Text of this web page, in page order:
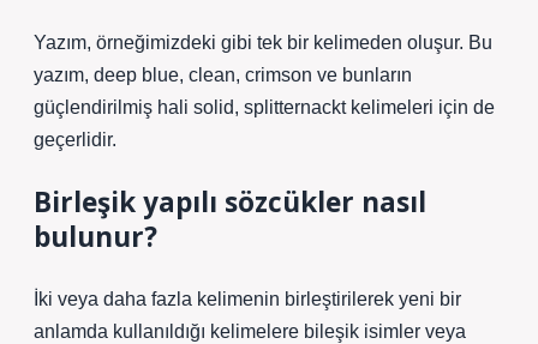
Yazım, örneğimizdeki gibi tek bir kelimeden oluşur. Bu
yazım, deep blue, clean, crimson ve bunların
güçlendirilmiş hali solid, splitternackt kelimeleri için de
geçerlidir.
Birleşik yapılı sözcükler nasıl
bulunur?
İki veya daha fazla kelimenin birleştirilerek yeni bir
anlamda kullanıldığı kelimelere bileşik isimler veya